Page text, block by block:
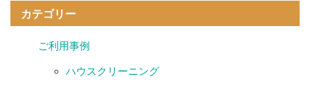
カテゴリー
ご利用事例
ハウスクリーニング